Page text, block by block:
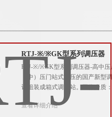
RTJ-※/※GK型系列调压器
RTJ-※/※GK型系列调压器-高中
（中）压门站式调压的国产新
计组装成箱式调压站。工作介质
查看详细介绍